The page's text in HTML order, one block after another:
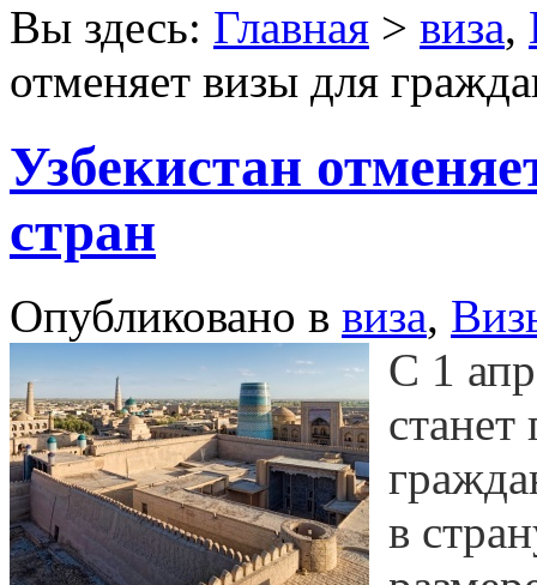
Вы здесь: Главная > виза,
отменяет визы для
Узбекистан
стран
Опубликовано в виза,
С 1
в